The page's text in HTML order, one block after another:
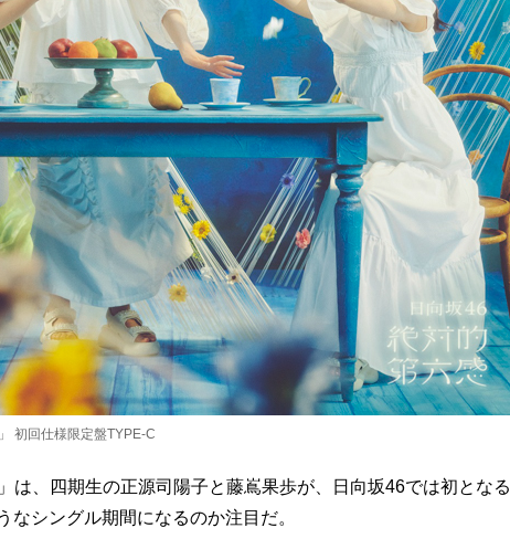
初回仕様限定盤TYPE-C
は、四期生の正源司陽子と藤嶌果歩が、日向坂46では初となる
なシングル期間になるのか注目だ。